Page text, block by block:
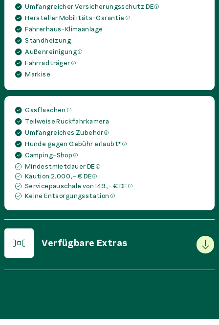
Umfangreicher Versicherungsschutz DE
Hersteller Mobilitäts-Garantie
Fahrerhaus-Klimaanlage
Standheizung
Außenreinigung
Fahrradträger
Markise
Gasflaschen
Teilweise Rückfahrkamera
Umfangreiches Zubehör
Hunde gegen Gebühr erlaubt*
Camping-Shop
Mindestmietdauer DE
Kaution 2.000,- € DE
Servicepauschale von 149,- € DE
Keine Entsorgungsstation
Verfügbare Extras